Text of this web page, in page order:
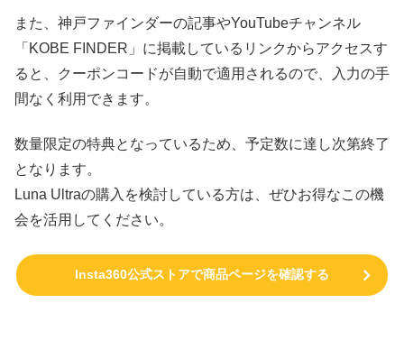
また、神戸ファインダーの記事やYouTubeチャンネル
「KOBE FINDER」に掲載しているリンクからアクセスす
ると、クーポンコードが自動で適用されるので、入力の手
間なく利用できます。
数量限定の特典となっているため、予定数に達し次第終了
となります。
Luna Ultraの購入を検討している方は、ぜひお得なこの機
会を活用してください。
Insta360公式ストアで商品ページを確認する